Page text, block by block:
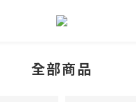
全部商品